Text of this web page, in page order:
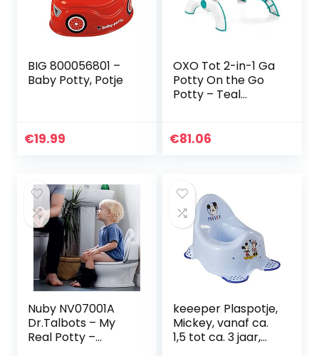
BIG 800056801 –
Baby Potty, Potje
€19.99
OXO Tot 2-in-1 Ga
Potty On the Go
Potty – Teal
€81.06
Nuby NV07001A
Dr.Talbots – My
Real Potty –
keeeper Plaspotje,
Mickey, vanaf ca.
1,5 tot ca. 3 jaar,